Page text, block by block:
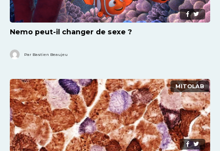
Nemo peut-il changer de sexe ?
Par Bastien Beaujeu
MITOLAB